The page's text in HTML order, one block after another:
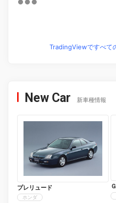
TradingViewですべて
New Car 新車種情報
プレリュード
ホンダ